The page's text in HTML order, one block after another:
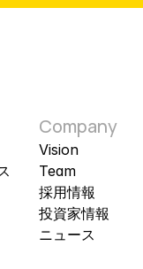
Company
Vision
Team
採​用​情報​
投資​家​情報​
ニュース